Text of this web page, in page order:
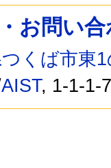
お問い
くば市東
AIST, 1-1-1-